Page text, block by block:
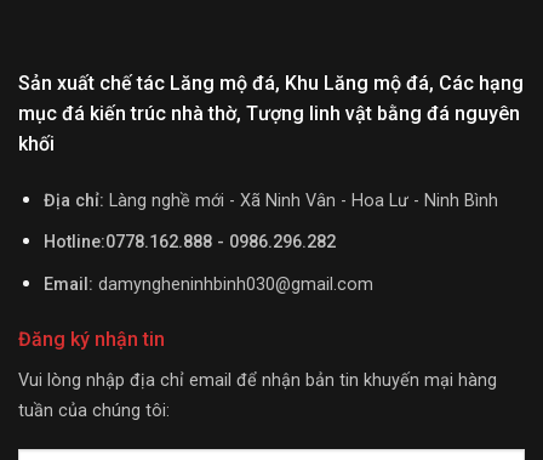
Sản xuất chế tác Lăng mộ đá, Khu Lăng mộ đá, Các hạng
mục đá kiến trúc nhà thờ, Tượng linh vật bằng đá nguyên
khối
Địa chỉ: Làng nghề mới - Xã Ninh Vân - Hoa Lư - Ninh Bình
Hotline:0778.162.888 - 0986.296.282
Email: damyngheninhbinh030@gmail.com
Đăng ký nhận tin
Vui lòng nhập địa chỉ email để nhận bản tin khuyến mại hàng
tuần của chúng tôi: